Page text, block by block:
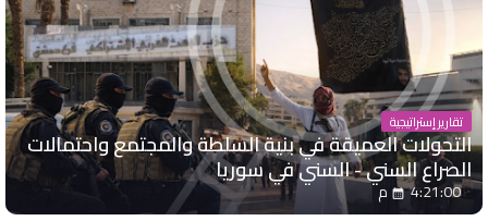
تقارير إستراتيجية
التحولات العميقة في بنية السلطة والمجتمع واحتمالات
الصراع السني - السني في سوريا
4:21:00 م